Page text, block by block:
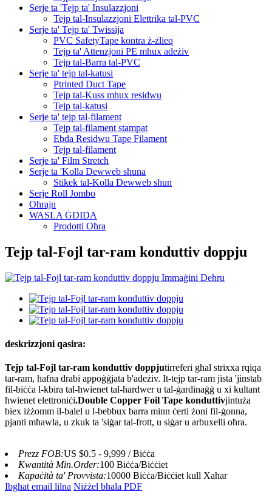
Serje ta 'Tejp ta' Insulazzjoni
Tejp tal-Insulazzjoni Elettrika tal-PVC
Serje ta' Tejp ta' Twissija
PVC SafetyTape kontra ż-żlieq
Tejp ta' Attenzjoni PE mhux adeżiv
Tejp tal-Barra tal-PVC
Serje ta' tejp tal-katusi
Ptrinted Duct Tape
Tejp tal-Kuss mhux residwu
Tejp tal-katusi
Serje ta' tejp tal-filament
Tejp tal-filament stampat
Ebda Residwu Tape Filament
Tejp tal-filament
Serje ta' Film Stretch
Serje ta 'Kolla Dewweb sħuna
Stikek tal-Kolla Dewweb sħun
Serje Roll Jombo
Oħrajn
WASLA ĠDIDA
Prodotti Oħra
Tejp tal-Fojl tar-ram konduttiv doppju
deskrizzjoni qasira:
Tejp tal-Fojl tar-ram konduttiv doppjutirreferi għal strixxa rqiqa
tar-ram, ħafna drabi appoġġjata b'adeżiv. It-tejp tar-ram jista 'jinstab
fil-biċċa l-kbira tal-ħwienet tal-ħardwer u tal-ġardinaġġ u xi kultant
ħwienet elettroniċi.Double Copper Foil Tape konduttivjintuża
biex iżżomm il-balel u l-bebbux barra minn ċerti żoni fil-ġonna,
pjanti mħawla, u zkuk ta 'siġar tal-frott, u siġar u arbuxelli oħra.
Prezz FOB:US $0.5 - 9,999 / Biċċa
Kwantità Min.Order:100 Biċċa/Biċċiet
Kapaċità ta' Provvista:10000 Biċċa/Biċċiet kull Xahar
Ibgħat email lilna Niżżel bħala PDF